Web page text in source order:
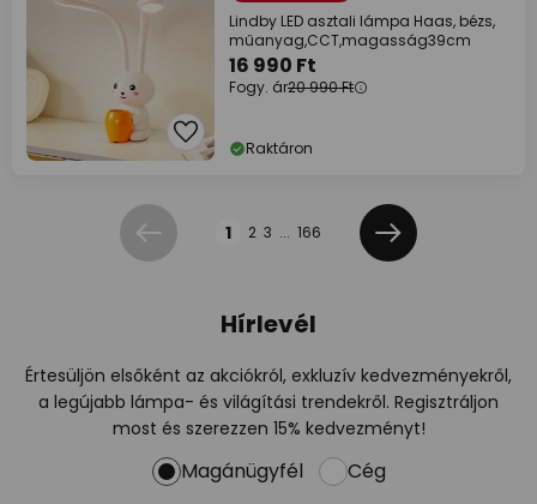
Lindby LED asztali lámpa Haas, bézs,
műanyag,CCT,magasság39cm
16 990 Ft
Fogy. ár20 990 Ft
Raktáron
Előző 1 2 3 ... 166
Következő
Hírlevél
Értesüljön elsőként az akciókról, exkluzív kedvezményekről,
a legújabb lámpa- és világítási trendekről. Regisztráljon
most és szerezzen 15% kedvezményt!
Magánügyfél Cég